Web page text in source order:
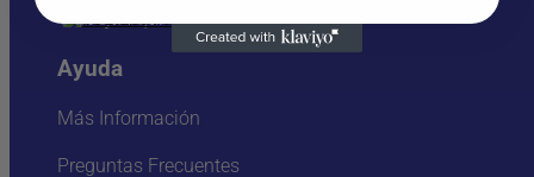
Trabaja aquí
Ayuda
Más Información
Preguntas Frecuentes